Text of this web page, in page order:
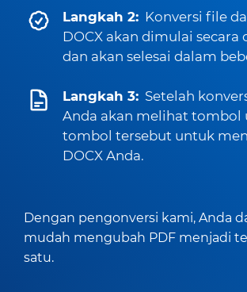
Langkah 2: Konversi file
DOCX akan dimulai secara
dan akan selesai dalam
Langkah 3: Setelah
Anda akan melihat tombol
tombol tersebut untuk
DOCX Anda.
Dengan pengonversi kami, Anda
mudah mengubah PDF menjadi
satu.